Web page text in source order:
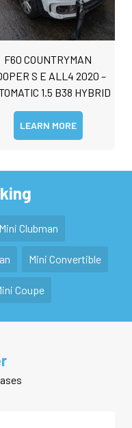
F60 COUNTRYMAN
S E ALL4 2020 –
1.5 B38 HYBRID
LEARN MORE
Mini Clubman
Mini Convertible
Coupe